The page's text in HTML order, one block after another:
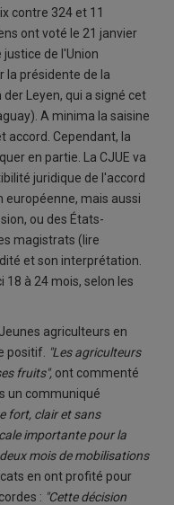
contre 324 et 11
ont voté le 21 janvier
de l'Union
la présidente de la
Leyen, qui a signé cet
A minima la saisine
accord. Cependant, la
en partie. La CJUE va
juridique de l'accord
européenne, mais aussi
ou des États-
magistrats (lire
et son interprétation.
18 à 24 mois, selon les
agriculteurs en
positif. "Les agriculteurs
fruits", ont commenté
un communiqué
fort, clair et sans
importante pour la
mois de mobilisations
en ont profité pour
: "Cette décision